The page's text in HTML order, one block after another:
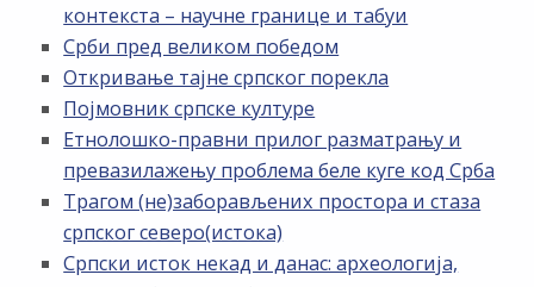
контекста – научне границе и табуи
Срби пред великом победом
Откривање тајне српског порекла
Појмовник српске културе
Етнолошко-правни прилог разматрању и
превазилажењу проблема беле куге код Срба
Трагом (не)заборављених простора и стаза
српског северо(истока)
Српски исток некад и данас: археологија,